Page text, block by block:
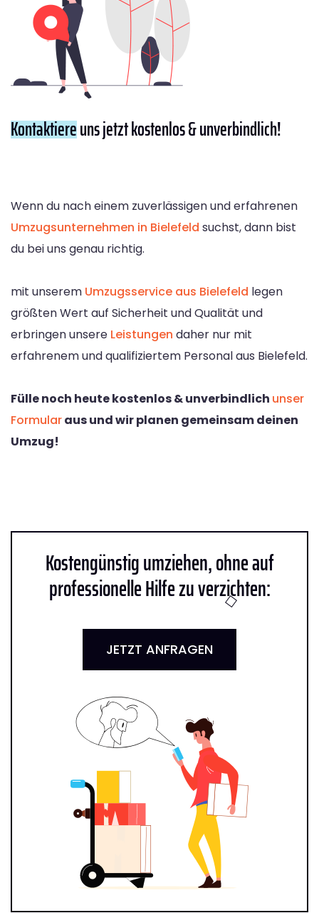
Kontaktiereuns jetzt kostenlos & unverbindlich!
Wenn du nach einem zuverlässigen und erfahrenen
Umzugsunternehmen in Bielefeld suchst, dann bist
du bei uns genau richtig.
mit unserem Umzugsservice aus Bielefeld legen
größten Wert auf Sicherheit und Qualität und
erbringen unsere Leistungen daher nur mit
erfahrenem und qualifiziertem Personal aus Bielefeld.
Fülle noch heute kostenlos & unverbindlich unser
Formularaus und wir planen gemeinsam deinen
Umzug!
Kostengünstig umziehen, ohne auf
professionelle Hilfe zu verzichten:
JETZT ANFRAGEN